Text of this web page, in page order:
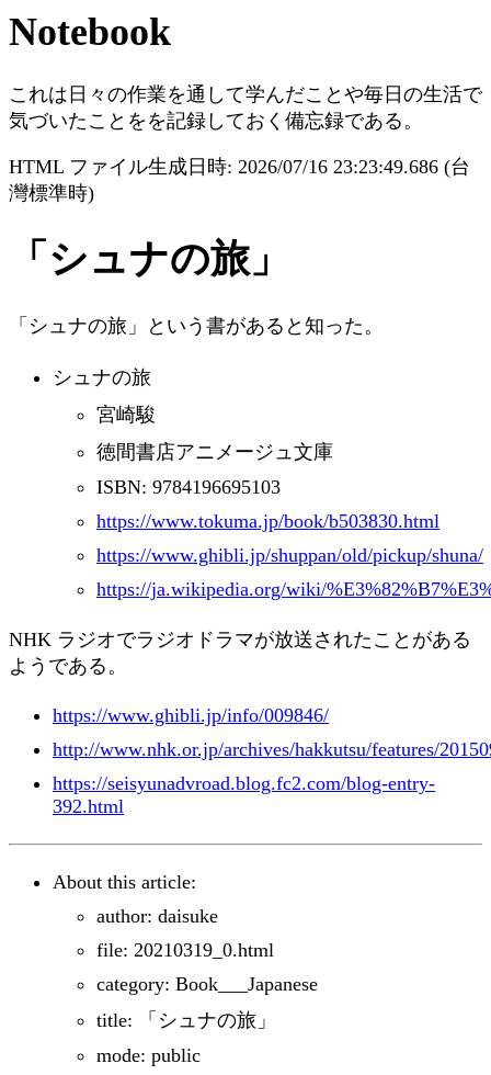
Notebook
これは日々の作業を通して学んだことや毎日の生活で
気づいたことをを記録しておく備忘録である。
HTML ファイル生成日時: 2026/07/16 23:23:49.686 (台
灣標準時)
「シュナの旅」
「シュナの旅」という書があると知った。
シュナの旅
宮崎駿
徳間書店アニメージュ文庫
ISBN: 9784196695103
https://www.tokuma.jp/book/b503830.html
https://www.ghibli.jp/shuppan/old/pickup/shuna/
https://ja.wikipedia.org/wiki/
NHK ラジオでラジオドラマが放送されたことがある
ようである。
https://www.ghibli.jp/info/009846/
http://www.nhk.or.jp/archives/hakkutsu/features/
https://seisyunadvroad.blog.fc2.com/blog-entry-
392.html
About this article:
author: daisuke
file: 20210319_0.html
category: Book___Japanese
title: 「シュナの旅」
mode: public